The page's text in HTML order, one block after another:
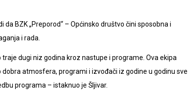
BZK „Preporod“ – Općinsko društvo čini sposobna i
i rada.
dugi niz godina kroz nastupe i programe. Ova ekipa
atmosfera, programi i izvođači iz godine u godinu sve
programa – istaknuo je Šljivar.